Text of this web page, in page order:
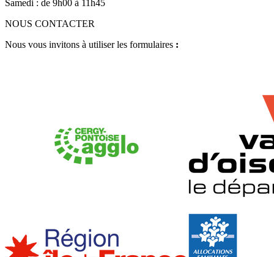
Samedi : de 9h00 à 11h45
NOUS CONTACTER
Nous vous invitons à utiliser les formulaires :